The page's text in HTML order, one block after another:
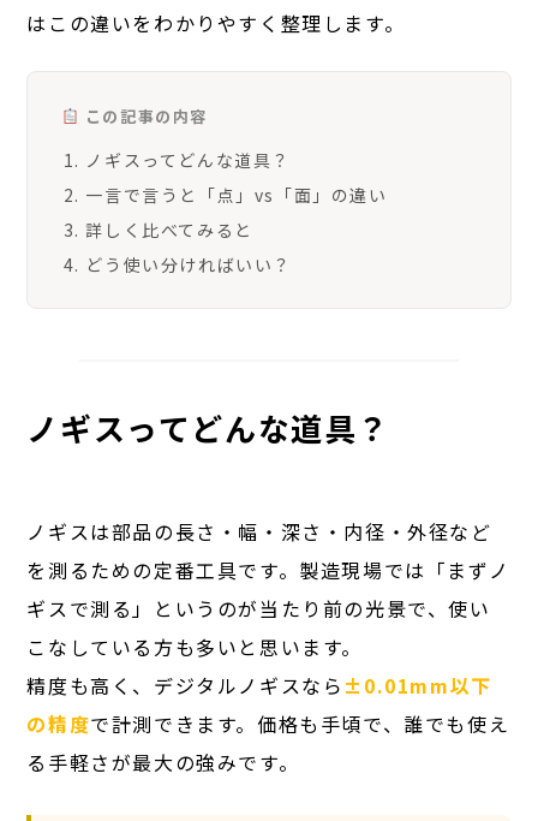
はこの違いをわかりやすく整理します。
この記事の内容
ノギスってどんな道具？
一言で言うと「点」vs「面」の違い
詳しく比べてみると
どう使い分ければいい？
ノギスってどんな道具？
ノギスは部品の長さ・幅・深さ・内径・外径など
を測るための定番工具です。製造現場では「まずノ
ギスで測る」というのが当たり前の光景で、使い
こなしている方も多いと思います。
精度も高く、デジタルノギスなら ±0.01mm以下
の精度で計測できます。価格も手頃で、誰でも使え
る手軽さが最大の強みです。